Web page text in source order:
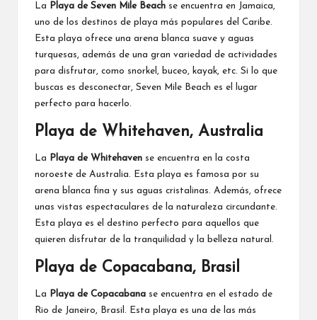
La Playa de Seven Mile Beach se encuentra en Jamaica,
uno de los destinos de playa más populares del Caribe.
Esta playa ofrece una arena blanca suave y aguas
turquesas, además de una gran variedad de actividades
para disfrutar, como snorkel, buceo, kayak, etc. Si lo que
buscas es desconectar, Seven Mile Beach es el lugar
perfecto para hacerlo.
Playa de Whitehaven, Australia
La Playa de Whitehaven se encuentra en la costa
noroeste de Australia. Esta playa es famosa por su
arena blanca fina y sus aguas cristalinas. Además, ofrece
unas vistas espectaculares de la naturaleza circundante.
Esta playa es el destino perfecto para aquellos que
quieren disfrutar de la tranquilidad y la belleza natural.
Playa de Copacabana, Brasil
La Playa de Copacabana se encuentra en el estado de
Rio de Janeiro, Brasil. Esta playa es una de las más